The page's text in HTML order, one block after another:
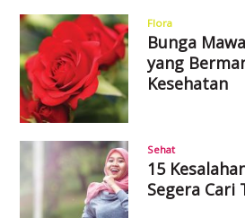
Flora
Bunga
yang
Kesehatan
Sehat
15
Segera Cari